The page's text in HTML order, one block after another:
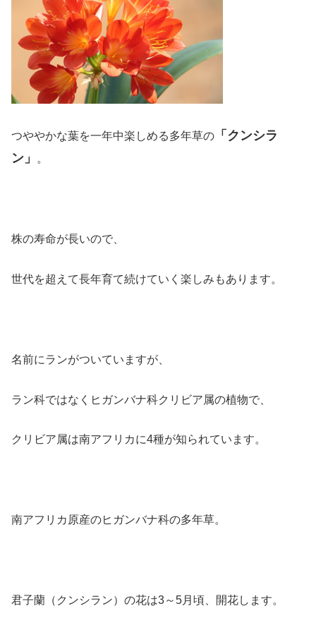
つややかな葉を一年中楽しめる多年草の 「クンシラ
ン」
。
株の寿命が長いので、
世代を超えて長年育て続けていく楽しみもあります。
名前にランがついていますが、
ラン科ではなくヒガンバナ科クリビア属の植物で、
クリビア属は南アフリカに4種が知られています。
南アフリカ原産のヒガンバナ科の多年草。
君子蘭（クンシラン）の花は3～5月頃、開花します。